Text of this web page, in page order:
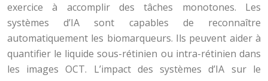
exercice à accomplir des tâches monotones. Les
systèmes d’IA sont capables de reconnaître
automatiquement les biomarqueurs. Ils peuvent aider à
quantifier le liquide sous-rétinien ou intra-rétinien dans
les images OCT. L’impact des systèmes d’IA sur le